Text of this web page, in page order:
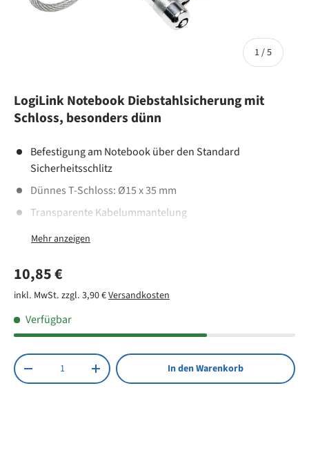
1/von
5
LogiLink Notebook Diebstahlsicherung mit
Schloss, besonders dünn
Befestigung am Notebook über den Standard
Sicherheitsschlitz
Dünnes T-Schloss: Ø15 x 35 mm
Transparente Kabelummantelung
Schloss mit 2 Schlüsseln
Normaler Preis
10,85 €
inkl. MwSt. zzgl. 3,90 €Versandkosten
Verfügbar
Anzahl
Menge verringernMenge erhöhen In den Warenkorb